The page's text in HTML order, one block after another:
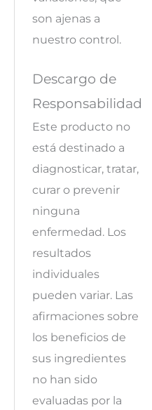
son ajenas a
nuestro control.
Descargo de
Responsabilidad
Este producto no
está destinado a
diagnosticar, tratar,
curar o prevenir
ninguna
enfermedad. Los
resultados
individuales
pueden variar. Las
afirmaciones sobre
los beneficios de
sus ingredientes
no han sido
evaluadas por la